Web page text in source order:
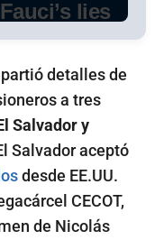
detalles de
a tres
Salvador y
Salvador aceptó
desde EE.UU.
CECOT,
de Nicolás